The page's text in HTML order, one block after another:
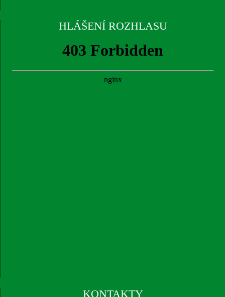
HLÁŠENÍ ROZHLASU
KONTAKTY